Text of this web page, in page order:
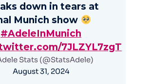
down in tears at
Munich show
#AdeleInMunich
7JLZYL7zgT
Stats (@StatsAdele)
August 31, 2024